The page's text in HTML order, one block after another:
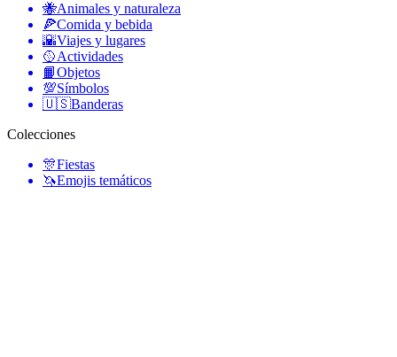
🐝Animales y naturaleza
🍕Comida y bebida
🌇Viajes y lugares
🥎Actividades
📙Objetos
💯Símbolos
🇺🇸Banderas
Colecciones
🎊Fiestas
🦄Emojis temáticos